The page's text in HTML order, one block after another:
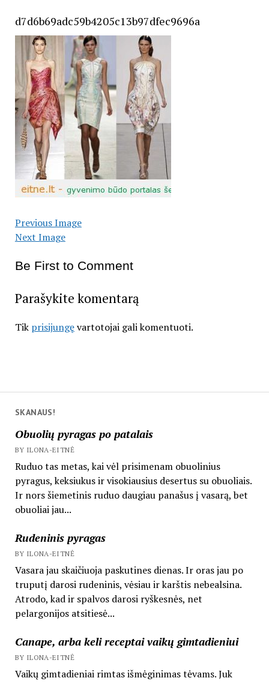
SKANAUS!
Obuolių pyragas po patalais
BY ILONA-EITNĖ
Ruduo tas metas, kai vėl prisimenam obuolinius
pyragus, keksiukus ir visokiausius desertus su obuoliais.
Ir nors šiemetinis ruduo daugiau panašus į vasarą, bet
obuoliai jau...
Rudeninis pyragas
BY ILONA-EITNĖ
Vasara jau skaičiuoja paskutines dienas. Ir oras jau po
truputį darosi rudeninis, vėsiau ir karštis nebealsina.
Atrodo, kad ir spalvos darosi ryškesnės, net
pelargonijos atsitiesė...
Canape, arba keli receptai vaikų gimtadieniui
BY ILONA-EITNĖ
Vaikų gimtadieniai rimtas išmėginimas tėvams. Juk
d7d6b69adc59b4205c13b97dfec9696a
Previous Image
Next Image
Be First to Comment
Parašykite komentarą
Tik prisijungęvartotojai gali komentuoti.